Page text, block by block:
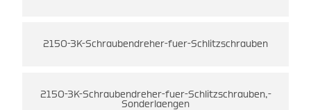
2150-3K-Schraubendreher-fuer-Schlitzschrauben
2150-3K-Schraubendreher-fuer-Schlitzschrauben,-
Sonderlaengen